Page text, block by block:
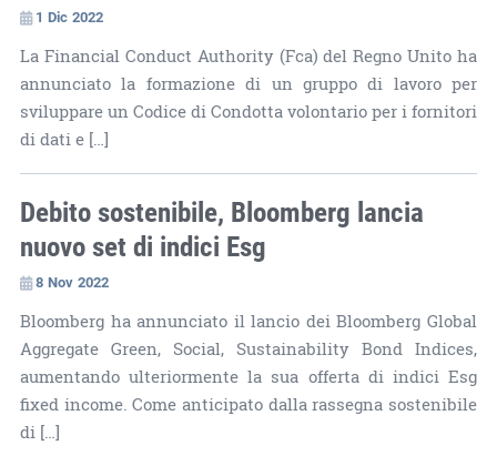
1 Dic 2022
La Financial Conduct Authority (Fca) del Regno Unito ha
annunciato la formazione di un gruppo di lavoro per
sviluppare un Codice di Condotta volontario per i fornitori
di dati e […]
Debito sostenibile, Bloomberg lancia
nuovo set di indici Esg
8 Nov 2022
Bloomberg ha annunciato il lancio dei Bloomberg Global
Aggregate Green, Social, Sustainability Bond Indices,
aumentando ulteriormente la sua offerta di indici Esg
fixed income. Come anticipato dalla rassegna sostenibile
di […]